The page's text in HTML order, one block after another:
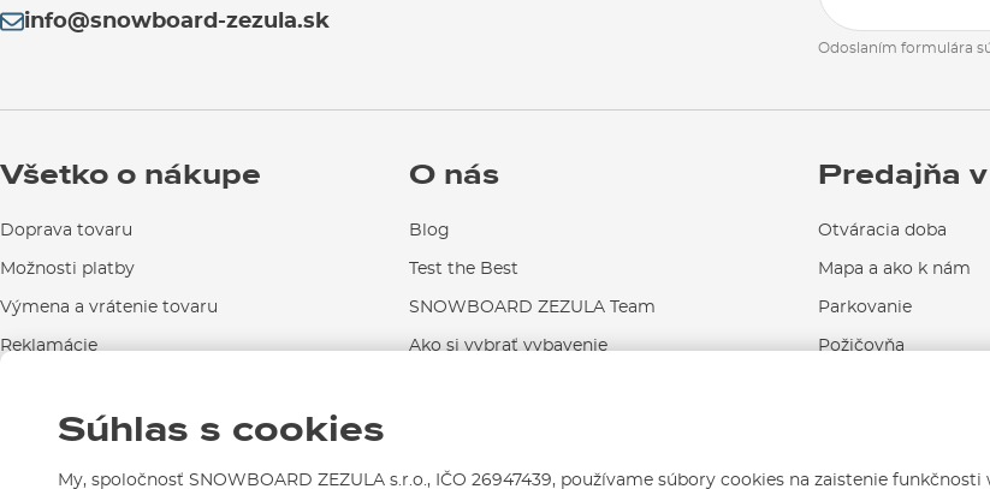
info@snowboard-zezula.sk
Odoslaním formulára
Všetko o nákupe
Doprava tovaru
Možnosti platby
Výmena a vrátenie tovaru
Reklamácie
Kontakty
O nás
Blog
Test the Best
SNOWBOARD ZEZULA Team
Ako si vybrať vybavenie
Predajňa
Otváracia doba
Mapa a ako k nám
Parkovanie
Požičovňa
Súhlas s cookies
My, spoločnosť SNOWBOARD ZEZULA s.r.o., IČO 26947439, používame súbory cookies na zaistenie funkčnosti